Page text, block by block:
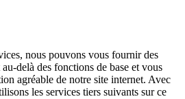
nous pouvons vous fournir des
delà des fonctions de base et vous
agréable de notre site internet. Avec
les services tiers suivants sur ce